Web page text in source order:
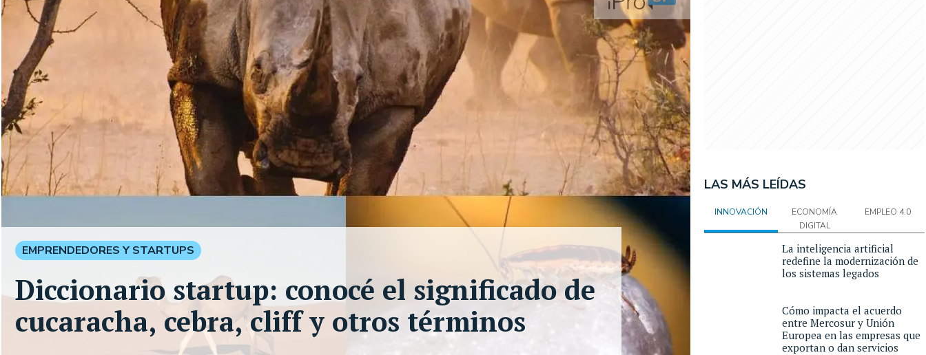
EMPRENDEDORES Y STARTUPS
Diccionario startup: conocé el significado de
cucaracha, cebra, cliff y otros términos
LAS MÁS LEÍDAS
INNOVACIÓN
ECONOMÍA
DIGITAL
EMPLEO 4.0
La inteligencia artificial
redefine la modernización de
los sistemas legados
Cómo impacta el acuerdo
entre Mercosur y Unión
Europea en las empresas que
exportan o dan servicios